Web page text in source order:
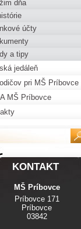
dňa
účty
a tipy
jedáleň
pri MŠ Príbovce
MŠ Príbovce
KONTAKT
MŠ Príbovce
Príbovce 171
Príbovce
03842